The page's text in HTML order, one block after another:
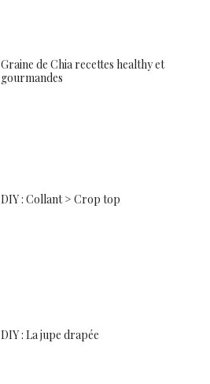
Graine de Chia recettes healthy et
gourmandes
DIY : Collant > Crop top
DIY : La jupe drapée